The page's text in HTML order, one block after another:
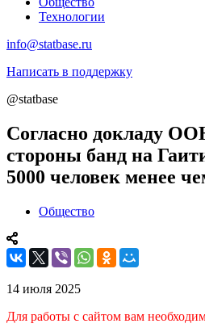
Технологии
info@statbase.ru
Написать в поддержку
@statbase
Согласно докладу
стороны банд на
5000 человек менее
Общество
14 июля 2025
Для работы с сайтом вам